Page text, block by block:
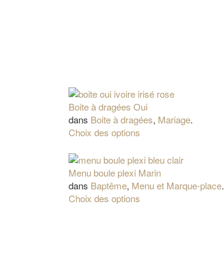
Boite à dragées Oui
dans Boite à dragées, Mariage.
Choix des options
Menu boule plexi Marin
dans Baptême, Menu et Marque-place.
Choix des options